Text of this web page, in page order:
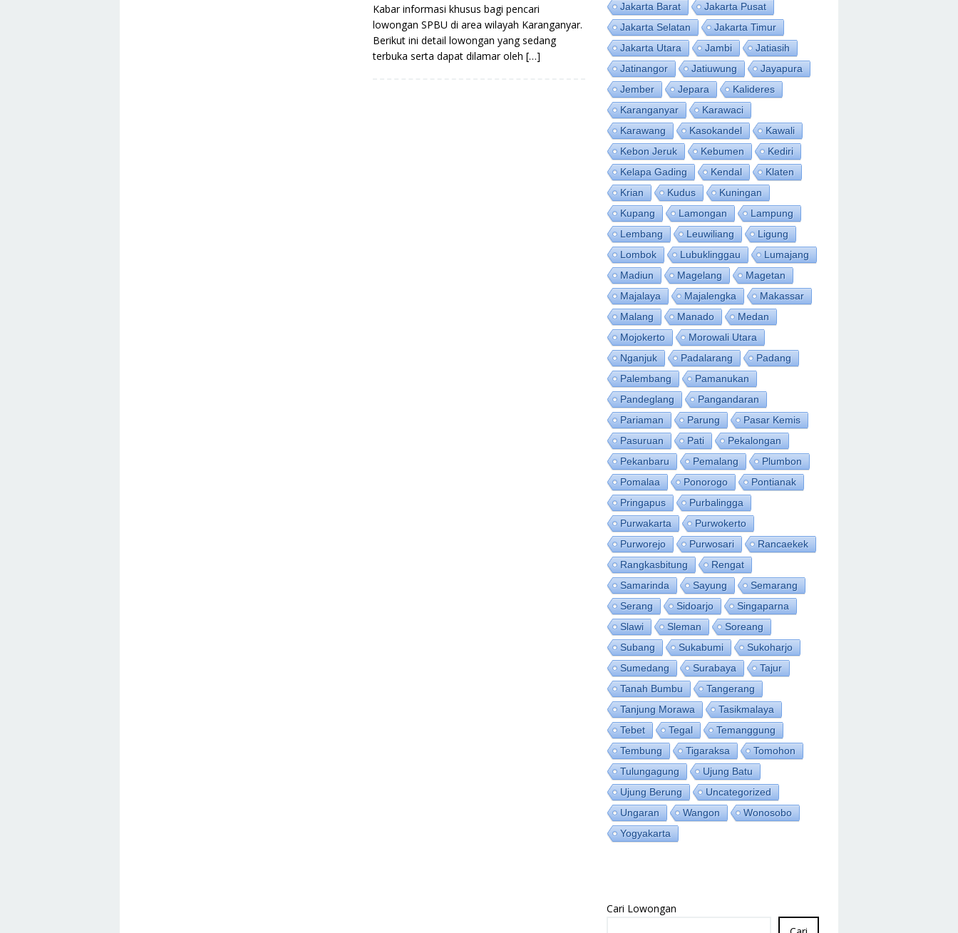
Kabar informasi khusus bagi pencari
lowongan SPBU di area wilayah Karanganyar.
Berikut ini detail lowongan yang sedang
terbuka serta dapat dilamar oleh […]
Jakarta Barat
Jakarta Pusat
Jakarta Selatan
Jakarta Timur
Jakarta Utara
Jambi
Jatiasih
Jatinangor
Jatiuwung
Jayapura
Jember
Jepara
Kalideres
Karanganyar
Karawaci
Karawang
Kasokandel
Kawali
Kebon Jeruk
Kebumen
Kediri
Kelapa Gading
Kendal
Klaten
Krian
Kudus
Kuningan
Kupang
Lamongan
Lampung
Lembang
Leuwiliang
Ligung
Lombok
Lubuklinggau
Lumajang
Madiun
Magelang
Magetan
Majalaya
Majalengka
Makassar
Malang
Manado
Medan
Mojokerto
Morowali Utara
Nganjuk
Padalarang
Padang
Palembang
Pamanukan
Pandeglang
Pangandaran
Pariaman
Parung
Pasar Kemis
Pasuruan
Pati
Pekalongan
Pekanbaru
Pemalang
Plumbon
Pomalaa
Ponorogo
Pontianak
Pringapus
Purbalingga
Purwakarta
Purwokerto
Purworejo
Purwosari
Rancaekek
Rangkasbitung
Rengat
Samarinda
Sayung
Semarang
Serang
Sidoarjo
Singaparna
Slawi
Sleman
Soreang
Subang
Sukabumi
Sukoharjo
Sumedang
Surabaya
Tajur
Tanah Bumbu
Tangerang
Tanjung Morawa
Tasikmalaya
Tebet
Tegal
Temanggung
Tembung
Tigaraksa
Tomohon
Tulungagung
Ujung Batu
Ujung Berung
Uncategorized
Ungaran
Wangon
Wonosobo
Yogyakarta
Cari Lowongan